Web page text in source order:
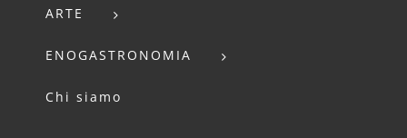
ARTE
ENOGASTRONOMIA
Chi siamo